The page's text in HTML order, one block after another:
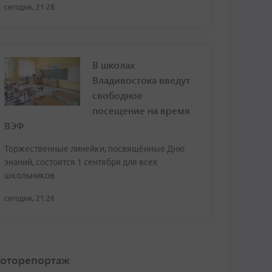
сегодня, 21:28
В школах
Владивостока введут
свободное
посещение на время
ВЭФ
Торжественные линейки, посвящённые Дню
знаний, состоятся 1 сентября для всех
школьников
сегодня, 21:26